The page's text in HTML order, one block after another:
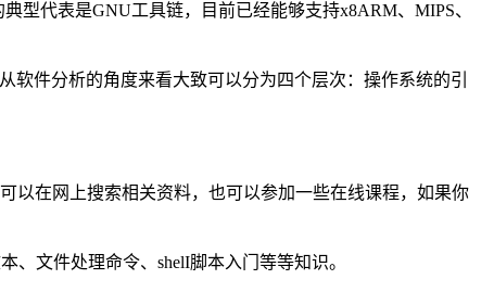
型代表是GNU工具链，目前已经能够支持x8ARM、MIPS、
件分析的角度来看大致可以分为四个层次：操作系统的引
以在网上搜索相关资料，也可以参加一些在线课程，如果你
文件处理命令、shelI脚本入门等等知识。